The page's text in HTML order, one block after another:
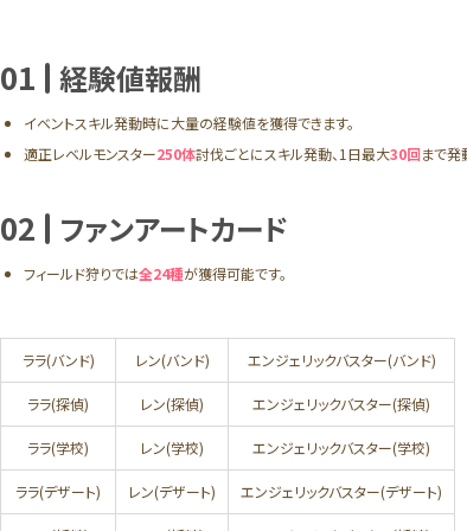
報酬
01 経験値報酬
イベントスキル発動時に大量の経験値を獲得できます。
適正レベルモンスター250体討伐ごとにスキル発動、1日最大30回まで発
02 ファンアートカード
フィールド狩りでは全24種が獲得可能です。
ララ(バンド) レン(バンド) エンジェリックバスター(バンド)
ララ(探偵) レン(探偵) エンジェリックバスター(探偵)
ララ(学校) レン(学校) エンジェリックバスター(学校)
ララ(デザート) レン(デザート) エンジェリックバスター(デザート)